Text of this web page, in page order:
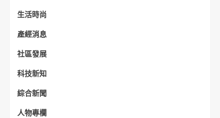
生活時尚
產經消息
社區發展
科技新知
綜合新聞
人物專欄